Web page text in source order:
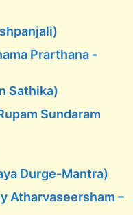
Prarthana -
Sathika)
Sundaram
Durge-Mantra)
Atharvaseersham –